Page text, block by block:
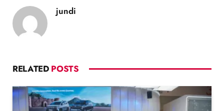
jundi
RELATED POSTS